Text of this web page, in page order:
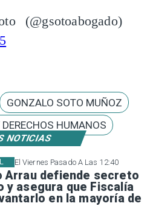
NOTICIAS
El Viernes Pasado A Las 12:40
Arrau defiende secreto
y asegura que Fiscalía
en la mayoría de
(@gsotoabogado)
GONZALO SOTO MUÑOZ
HUMANOS